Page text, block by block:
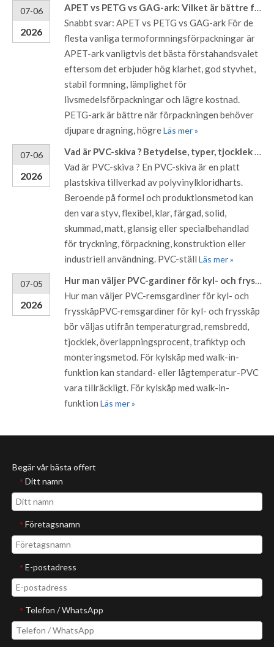
07-06
2026
APET vs PETG vs GAG-ark: Vilket är bättre för termoformningsförpackningar?
Snabbt svar: APET vs PETG vs GAG-ark För de
flesta vanliga termoformningsförpackningar är
APET-ark vanligtvis det bästa förstahandsvalet
eftersom det erbjuder hög klarhet, god styvhet,
stabil formning, lämplighet för
livsmedelsförpackningar och lägre kostnad.
PETG-ark är bättre när förpackningen behöver
djupare dragning, högreLäs mer »
07-06
2026
Vad är PVC-skiva ? Betydelse, typer, tjocklek och användningsområden
Vad är PVC-skiva ? En PVC-skiva är en platt
plastskiva tillverkad av polyvinylkloridharts.
Beroende på formel och produktionsmetod kan
den vara styv, flexibel, klar, färgad, solid,
skummad, matt, glansig eller specialbehandlad
för tryckning, förpackning, konstruktion eller
industriell användning. PVC-ställ Läs mer »
07-05
2026
Hur man väljer PVC-gardiner för kyl- och frysskåp
Hur man väljer PVC-remsgardiner för kyl- och
frysskåpPVC-remsgardiner för kyl- och frysskåp
bör väljas utifrån temperaturgrad, remsbredd,
tjocklek, överlappningsprocent, trafiktyp och
monteringsmetod. För kylskåp med walk-in-
funktion kan standard- eller lågtemperatur-PVC
vara tillräckligt. För kylskåp med walk-in-
funktion Läs mer »
Begär vår bästa offert
* Ditt namn
* Företagsnamn
* E-postadress
* Telefon / WhatsApp